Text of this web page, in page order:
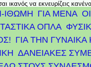
ικανός να εκνευρίζεις
ΙΘΩΜΗ ΓΙΑ ΜΕΝΑ
ΟΠΛΑ
ΓΙΑ ΤΗΝ ΓΥΝΑΙΚΑ
ΔΑΝΕΙΑΚΕΣ